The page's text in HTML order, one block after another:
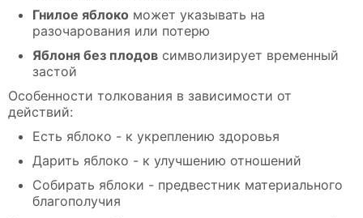
Гнилое яблоко может указывать на
разочарования или потерю
Яблоня без плодов символизирует временный
застой
Особенности толкования в зависимости от
действий:
Есть яблоко - к укреплению здоровья
Дарить яблоко - к улучшению отношений
Собирать яблоки - предвестник материального
благополучия